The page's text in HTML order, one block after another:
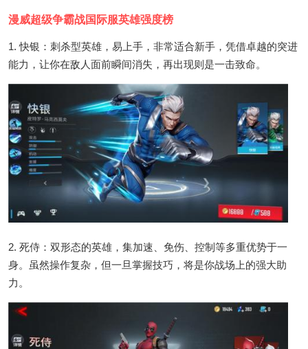
漫威超级争霸战国际服英雄强度榜
1. 快银：刺杀型英雄，易上手，非常适合新手，凭借卓越的突进
能力，让你在敌人面前瞬间消失，再出现则是一击致命。
2. 死侍：双形态的英雄，集加速、免伤、控制等多重优势于一
身。虽然操作复杂，但一旦掌握技巧，将是你战场上的强大助
力。